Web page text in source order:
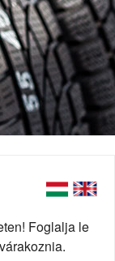
Foglalja le